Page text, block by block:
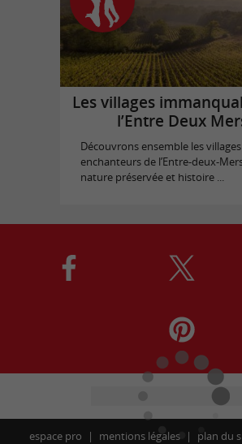
Les villages
l’Entre Deux
Découvrons ensemble les villages
enchanteurs de l’Entre-deux-
nature préservée et histoire ...
espace pro mentions légales plan du